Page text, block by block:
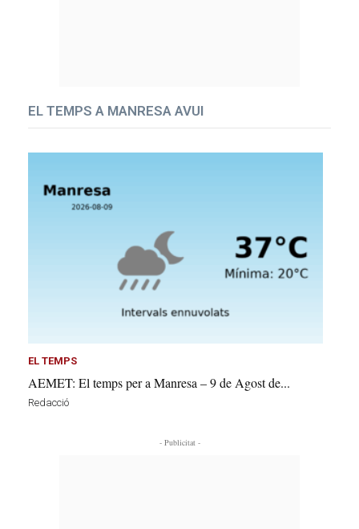
EL TEMPS A MANRESA AVUI
EL TEMPS
AEMET: El temps per a Manresa – 9 de Agost de...
Redacció
- Publicitat -